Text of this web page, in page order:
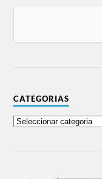
CATEGORIAS